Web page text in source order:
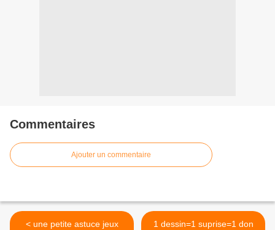
Commentaires
Ajouter un commentaire
< une petite astuce jeux
1 dessin=1 suprise=1 don